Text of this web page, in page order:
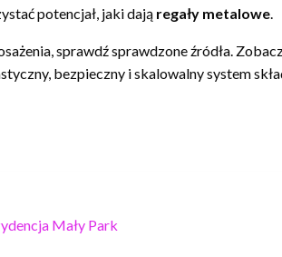
potencjał, jaki dają regały metalowe.
sprawdź sprawdzone źródła.
bezpieczny i skalowalny system
Mały Park